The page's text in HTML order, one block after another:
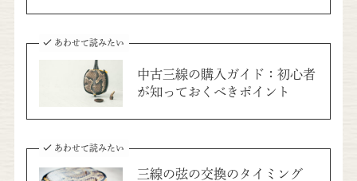
あわせて読みたい
中古三線の購入ガイド：初心者
が知っておくべきポイント
あわせて読みたい
三線の弦の交換のタイミング